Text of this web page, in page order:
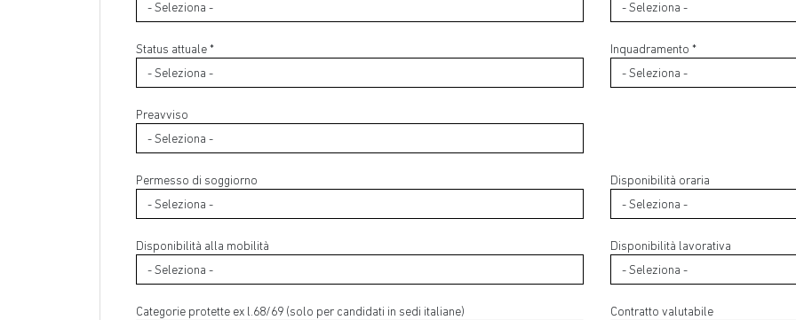
Status attuale *
Preavviso
Inquadramento *
Permesso di soggiorno
Disponibilità alla mobilità
Categorie protette ex l.68/69 (solo per candidati in sedi italiane)
Disponibilità oraria
Disponibilità lavorativa
Contratto valutabile